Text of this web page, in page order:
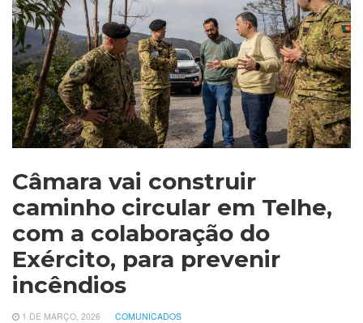
Câmara vai construir
caminho circular em Telhe,
com a colaboração do
Exército, para prevenir
incêndios
1 DE MARÇO, 2026 COMUNICADOS